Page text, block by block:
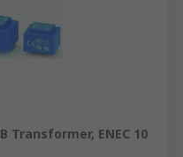
Transformer, ENEC 10